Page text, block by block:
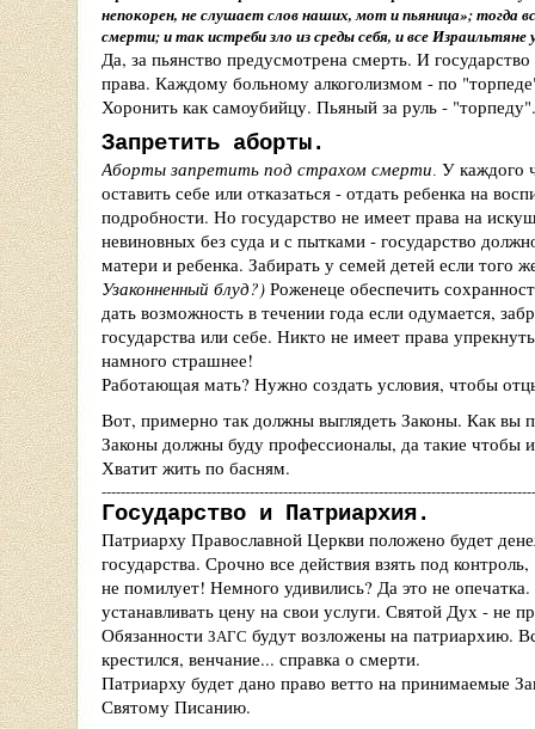
непокорен, не слушает слов наших, мот и пьяница»; тогда
смерти; и так истреби зло из среды себя, и все
Да, за пьянство предусмотрена смерть. И
права. Каждому больному алкоголизмом - по
Хоронить как самоубийцу. Пьяный за руль -
Запретить аборты.
Аборты запретить под страхом смерти. У каждого
оставить себе или отказаться - отдать ребенка на
подробности. Но государство не имеет права на
невиновных без суда и с пытками - государство
матери и ребенка. Забирать у семей детей если того
Узаконненный блуд?) Роженеце обеспечить
дать возможность в течении года если одумается,
государства или себе. Никто не имеет права
намного страшнее!
Работающая мать? Нужно создать условия, чтобы
Вот, примерно так должны выглядеть Законы. Как вы
Законы должны буду профессионалы, да такие чтобы
Хватит жить по басням.
Государство и Патриархия.
Патриарху Православной Церкви положено будет
государства. Срочно все действия взять под
не помилует! Немного удивились? Да это не
устанавливать цену на свои услуги. Святой Дух - не
Обязанности ЗАГС будут возложены на патриархию.
крестился, венчание... справка о смерти.
Патриарху будет дано право ветто на принимаемые
Святому Писанию.